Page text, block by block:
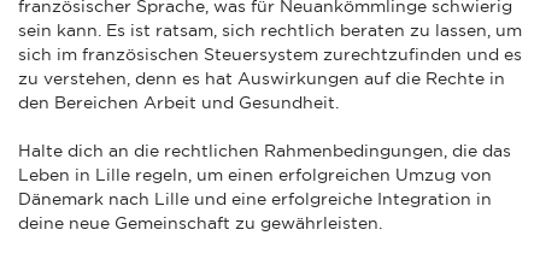
französischer Sprache, was für Neuankömmlinge schwierig
sein kann. Es ist ratsam, sich rechtlich beraten zu lassen, um
sich im französischen Steuersystem zurechtzufinden und es
zu verstehen, denn es hat Auswirkungen auf die Rechte in
den Bereichen Arbeit und Gesundheit.
Halte dich an die rechtlichen Rahmenbedingungen, die das
Leben in Lille regeln, um einen erfolgreichen Umzug von
Dänemark nach Lille und eine erfolgreiche Integration in
deine neue Gemeinschaft zu gewährleisten.